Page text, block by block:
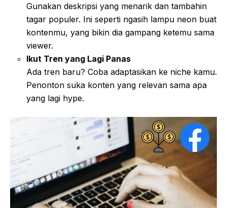
Gunakan deskripsi yang menarik dan tambahin
tagar populer. Ini seperti ngasih lampu neon buat
kontenmu, yang bikin dia gampang ketemu sama
viewer.
Ikut Tren yang Lagi Panas
Ada tren baru? Coba adaptasikan ke niche kamu.
Penonton suka konten yang relevan sama apa
yang lagi hype.